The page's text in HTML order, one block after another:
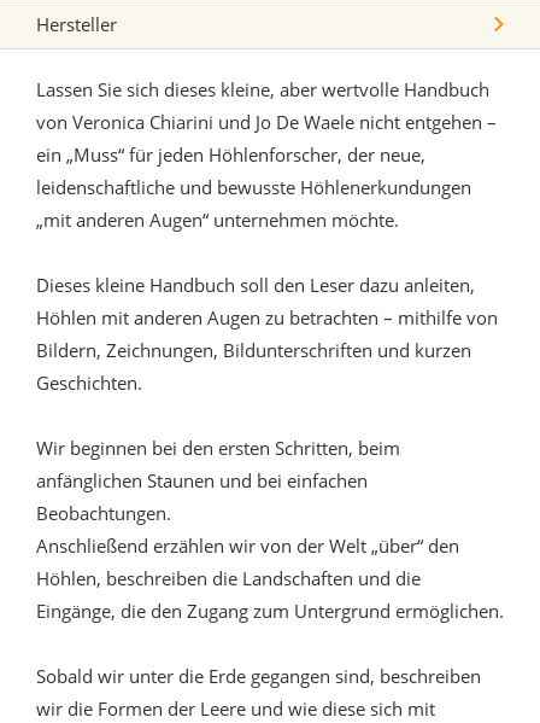
Hersteller
Lassen Sie sich dieses kleine, aber wertvolle Handbuch
von Veronica Chiarini und Jo De Waele nicht entgehen –
ein „Muss“ für jeden Höhlenforscher, der neue,
leidenschaftliche und bewusste Höhlenerkundungen
„mit anderen Augen“ unternehmen möchte.
Dieses kleine Handbuch soll den Leser dazu anleiten,
Höhlen mit anderen Augen zu betrachten – mithilfe von
Bildern, Zeichnungen, Bildunterschriften und kurzen
Geschichten.
Wir beginnen bei den ersten Schritten, beim
anfänglichen Staunen und bei einfachen
Beobachtungen.
Anschließend erzählen wir von der Welt „über“ den
Höhlen, beschreiben die Landschaften und die
Eingänge, die den Zugang zum Untergrund ermöglichen.
Sobald wir unter die Erde gegangen sind, beschreiben
wir die Formen der Leere und wie diese sich mit